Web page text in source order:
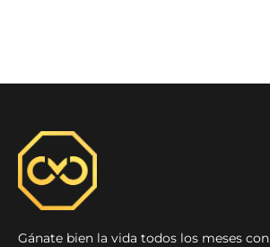
Gánate bien la vida todos los meses con